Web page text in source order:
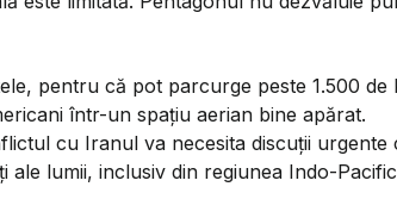
pentru că pot parcurge peste 1.500 de
într-un spațiu aerian bine apărat.
cu Iranul va necesita discuții urgente
lumii, inclusiv din regiunea Indo-